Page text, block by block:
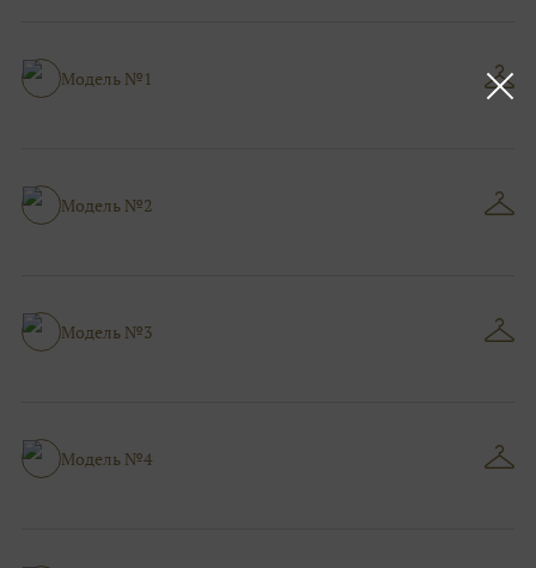
Модель №1
Модель №2
Модель №3
Модель №4